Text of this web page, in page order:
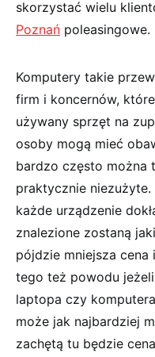
skorzystać wielu
Poznań poleasingowe.
Komputery takie
firm i koncernów,
używany sprzęt na
osoby mogą mieć
bardzo często można
praktycznie
każde urządzenie
znalezione zostaną
pójdzie mniejsza
tego też powodu
laptopa czy
może jak najbardziej
zachętą tu będzie